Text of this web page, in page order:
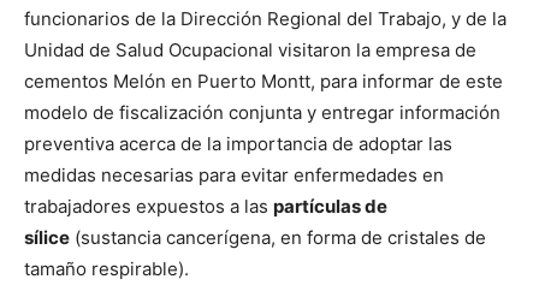
funcionarios de la Dirección Regional del Trabajo, y de la
Unidad de Salud Ocupacional visitaron la empresa de
cementos Melón en Puerto Montt, para informar de este
modelo de fiscalización conjunta y entregar información
preventiva acerca de la importancia de adoptar las
medidas necesarias para evitar enfermedades en
trabajadores expuestos a las partículas de
sílice (sustancia cancerígena, en forma de cristales de
tamaño respirable).